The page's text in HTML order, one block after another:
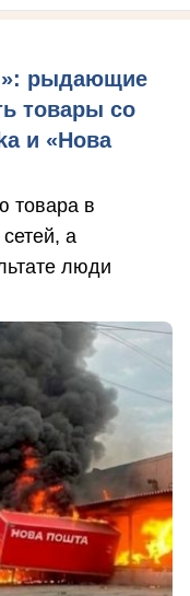
рыдающие
товары со
и «Нова
товара в
а
люди